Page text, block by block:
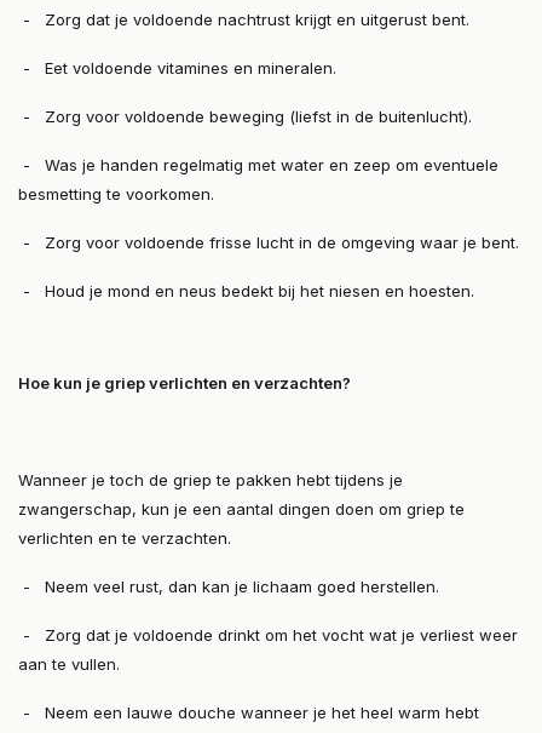
- Zorg dat je voldoende nachtrust krijgt en uitgerust bent.
- Eet voldoende vitamines en mineralen.
- Zorg voor voldoende beweging (liefst in de buitenlucht).
- Was je handen regelmatig met water en zeep om eventuele
besmetting te voorkomen.
- Zorg voor voldoende frisse lucht in de omgeving waar je bent.
- Houd je mond en neus bedekt bij het niesen en hoesten.
Hoe kun je griep verlichten en verzachten?
Wanneer je toch de griep te pakken hebt tijdens je
zwangerschap, kun je een aantal dingen doen om griep te
verlichten en te verzachten.
- Neem veel rust, dan kan je lichaam goed herstellen.
- Zorg dat je voldoende drinkt om het vocht wat je verliest weer
aan te vullen.
- Neem een lauwe douche wanneer je het heel warm hebt